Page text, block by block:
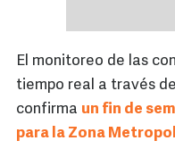
El monitoreo de las
tiempo real a través
confirma un fin de
para la Zona